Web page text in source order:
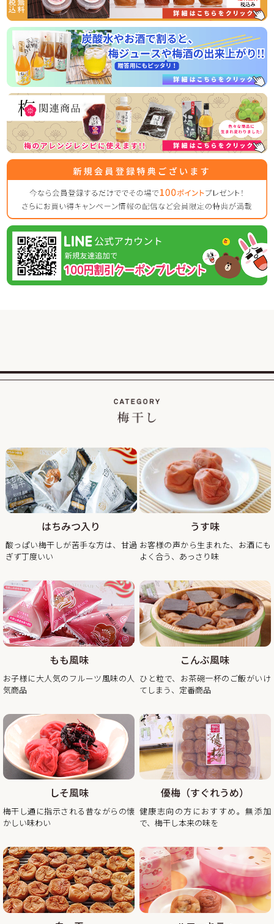
常温商品のため、お届け後すぐお召し上がりいただけますの
でぜひご賞味ください。
2026/03/31
ゴールデンウイークの営業のお知らせ
平素は格別のご高配を賜り厚く御礼申し上げます。
表記の件、下記の通りご案内させていただきます。
何かとご迷惑をお掛け致しますが、何卒ご理解とご協力を賜
りますよう宜しくお願い致します。
【休業日】
5月2日(土曜日) ～ 5月6日（水曜日）
【平常通り営業】
5月7日(木曜日) ～
休業日後は、大変混雑が予想されますのであらかじめのご注
2026/02/01
を大特価、送料込・税込1,200円で販売！
平素は格別のご高配を賜り厚く御礼申し上げます。
おかげさまで当社は創立50周年を迎え、皆さまへの感謝の気
持ちを込めて、【当社創立50周年記念キャンペーン】紀州南
高梅のくずれ梅を大特価、送料込・税込1,200円で販売させ
見た目が少し崩れただけで味は一級品のくずれ梅をぜひこの
機会にご賞味ください。
年末年始期間中の営業日の営業のお知らせ
平素は格別のご高配を賜り厚く御礼申し上げます。
表記の件、下記の通りご案内させていただきます。
何かとご迷惑をお掛け致しますが、何卒ご理解とご協力を賜
りますよう宜しくお願い致します。
※2025年12月20日（土曜日）以降の注文分は2026年1月6日
（火曜日）以降の出荷。
2025年12月26日（金曜日）
最終出荷日
2025年12月28日（土曜日）～ 2026年1月4日（日曜
日） 休 業 日
2026年1月5日（月曜
日） 平常通り営業
※出荷開始は2026年1月6日（火曜日）より順次発送。
休業日後は、大変混雑が予想されますのであらかじめのご注
2025/11/10
秋・冬の梅干しお買い得企画を開催！2025年最終セール
この度、ご家庭用梅干1kg×2個セットが大変お得にお買い求
めいただけるお買い得企画を開催します。また、期間中当企
はちみつ入り
酸っぱい梅干しが苦手な方は、甘過
ぎず丁度いい
うす味
お客様の声から生まれた、お酒にも
よく合う、あっさり味
もも風味
お子様に大人気のフルーツ風味の人
気商品
こんぶ風味
ひと粒で、お茶碗一杯のご飯がいけ
てしまう、定番商品
しそ風味
梅干し通に指示される昔ながらの懐
かしい味わい
優梅（すぐれうめ）
健康志向の方におすすめ。無添加
で、梅干し本来の味を